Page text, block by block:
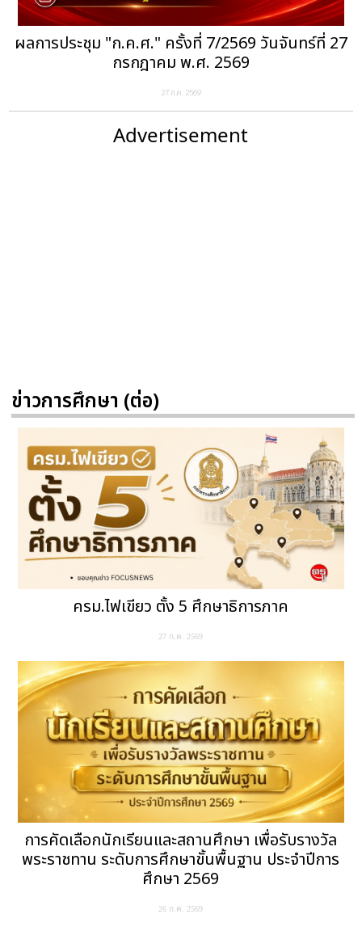
ผลการประชุม "ก.ค.ศ." ครั้งที่ 7/2569 วันจันทร์ที่ 27
กรกฎาคม พ.ศ. 2569
27 ก.ค. 2569
Advertisement
ข่าวการศึกษา (ต่อ)
ครม.ไฟเขียว ตั้ง 5 ศึกษาธิการภาค
27 ก.ค. 2569
การคัดเลือกนักเรียนและสถานศึกษา เพื่อรับรางวัล
พระราชทาน ระดับการศึกษาขั้นพื้นฐาน ประจำปีการ
ศึกษา 2569
26 ก.ค. 2569